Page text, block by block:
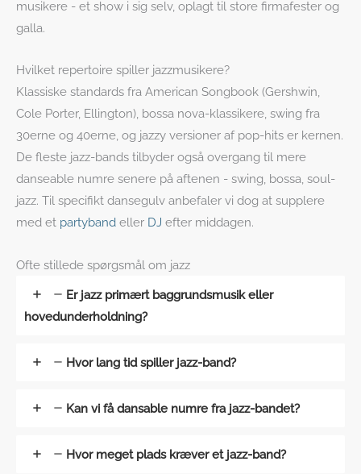
musikere - et show i sig selv, oplagt til store firmafester og
galla.
Hvilket repertoire spiller jazzmusikere?
Klassiske standards fra American Songbook (Gershwin,
Cole Porter, Ellington), bossa nova-klassikere, swing fra
30erne og 40erne, og jazzy versioner af pop-hits er kernen.
De fleste jazz-bands tilbyder også overgang til mere
danseable numre senere på aftenen - swing, bossa, soul-
jazz. Til specifikt dansegulv anbefaler vi dog at supplere
med et partyband eller DJ efter middagen.
Ofte stillede spørgsmål om jazz
Er jazz primært baggrundsmusik eller
hovedunderholdning?
Hvor lang tid spiller jazz-band?
Kan vi få dansable numre fra jazz-bandet?
Hvor meget plads kræver et jazz-band?